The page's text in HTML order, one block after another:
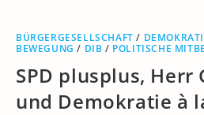
BÜRGERGESELLSCHAFT /
BEWEGUNG / DIB / POLITISCHE
SPD plusplus, Herr
und Demokratie à